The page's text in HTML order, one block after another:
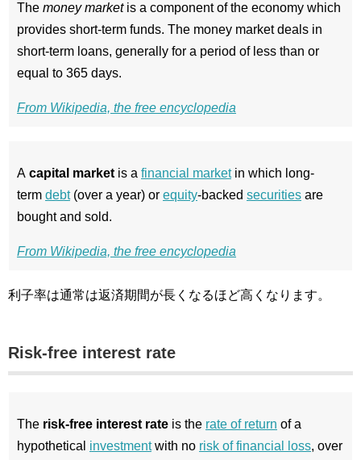
The money marketis a component of the economy which
provides short-term funds. The money market deals in
short-term loans, generally for a period of less than or
equal to 365 days.
From Wikipedia, the free encyclopedia
A capital market is a financial marketin which long-
term debt(over a year) or equity-backed securities are
bought and sold.
From Wikipedia, the free encyclopedia
利子率は通常は返済期間が長くなるほど高くなります。
Risk-free interest rate
The risk-free interest rate is the rate of return of a
hypothetical investmentwith no risk of financial loss, over